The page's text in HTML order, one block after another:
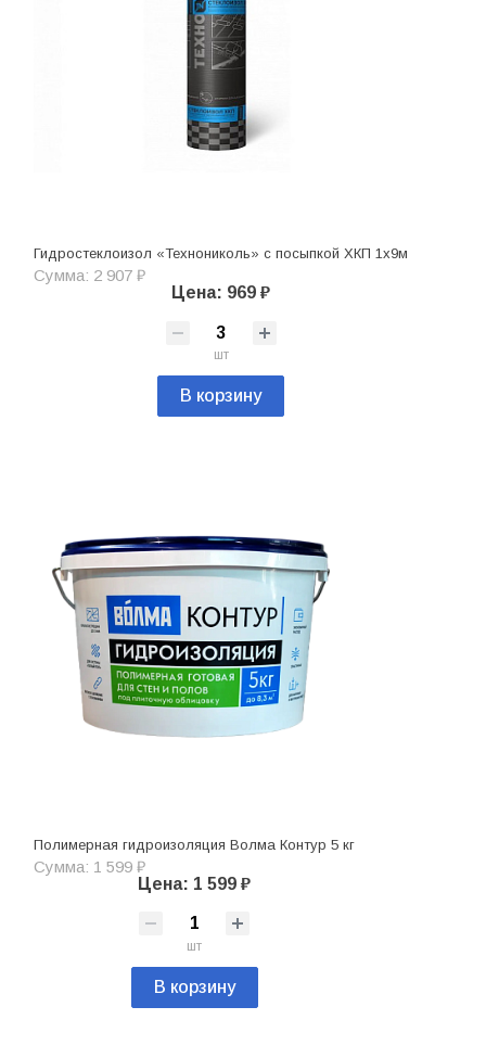
Гидростеклоизол «Технониколь» с посыпкой ХКП 1х9м
Сумма: 2 907 ₽
Цена: 969 ₽
шт
В корзину
Полимерная гидроизоляция Волма Контур 5 кг
Сумма: 1 599 ₽
Цена: 1 599 ₽
шт
В корзину